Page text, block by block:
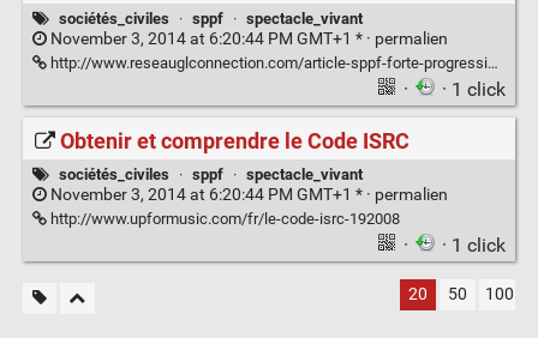
sociétés_civiles · sppf · spectacle_vivant
November 3, 2014 at 6:20:44 PM GMT+1 * · permalien
http://www.reseauglconnection.com/article-sppf-forte-progression-des-perceptions-dans-un-contexte-morose-118673001.html
· · 1 click
Obtenir et comprendre le Code ISRC
sociétés_civiles · sppf · spectacle_vivant
November 3, 2014 at 6:20:44 PM GMT+1 * · permalien
http://www.upformusic.com/fr/le-code-isrc-192008
· · 1 click
20 50 100